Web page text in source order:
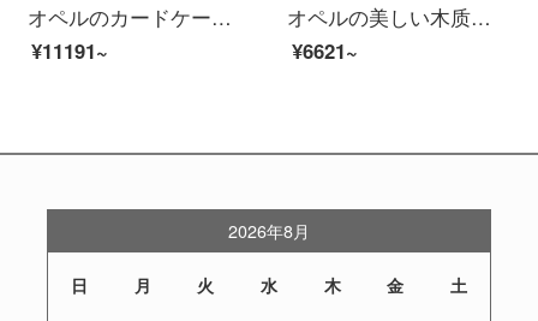
オペルのカードケースのチェイサーカードの箱の資料の箱A 4カードの箱は労働者の箱の広いカードの箱の事務室の戸棚を掛けて厚い金の3斗の白色をプラスします。
¥11191~
オペルの美しい木质の靴の箱の保管棚のお茶の食器棚の低い戸棚のベランダの戸棚の黒色の2つの靴の箱
¥6621~
2026年8月
日 月 火 水 木 金 土